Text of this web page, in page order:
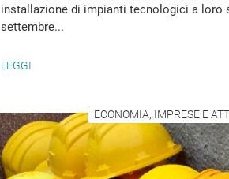
installazione di impianti tecnologici a loro
settembre...
LEGGI
ECONOMIA, IMPRESE E